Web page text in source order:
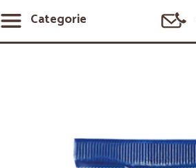
Categorie